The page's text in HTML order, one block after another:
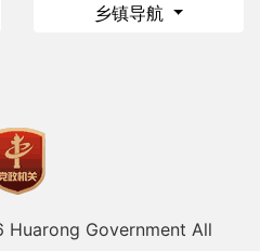
乡镇导航
Huarong Government All